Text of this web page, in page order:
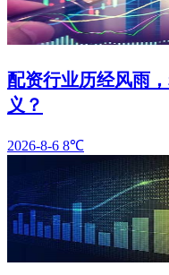
配资行业历经风雨
义？
2026-8-6 8℃